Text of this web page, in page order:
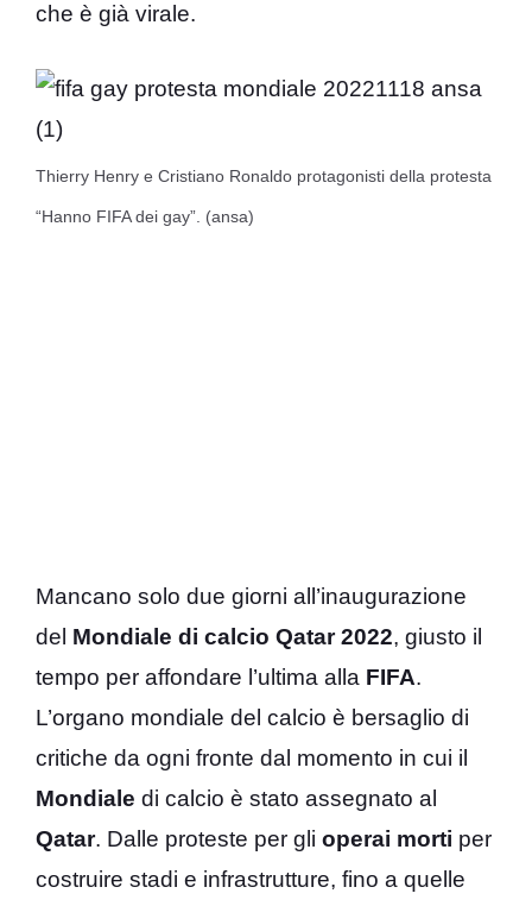
che è già virale.
Thierry Henry e Cristiano Ronaldo protagonisti della protesta
“Hanno FIFA dei gay”. (ansa)
Mancano solo due giorni all’inaugurazione
del Mondiale di calcio Qatar 2022, giusto il
tempo per affondare l’ultima alla FIFA.
L’organo mondiale del calcio è bersaglio di
critiche da ogni fronte dal momento in cui il
Mondiale di calcio è stato assegnato al
Qatar. Dalle proteste per gli operai morti per
costruire stadi e infrastrutture, fino a quelle